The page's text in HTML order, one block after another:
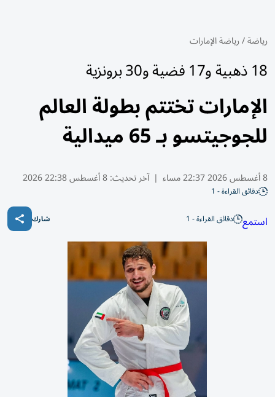
رياضة/رياضة الإمارات
18 ذهبية و17 فضية و30 برونزية
الإمارات تختتم بطولة العالم
للجوجيتسو بـ 65 ميدالية
8 أغسطس 2026 22:37 مساء | آخر تحديث:8 أغسطس 22:38 2026
دقائق القراءة - 1
استمع دقائق القراءة - 1 شارك